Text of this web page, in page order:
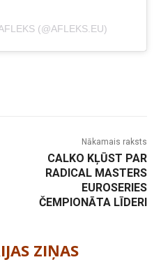
(@AFLEKS.EU)
Nākamais raksts
CALKO KĻŪST PAR
RADICAL MASTERS
EUROSERIES
ČEMPIONĀTA LĪDERI
ZIŅAS